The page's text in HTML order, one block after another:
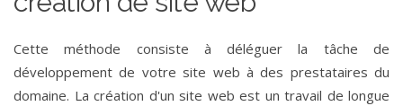
Cette méthode consiste à déléguer la tâche de
développement de votre site web à des prestataires du
domaine. La création d'un site web est un travail de longue